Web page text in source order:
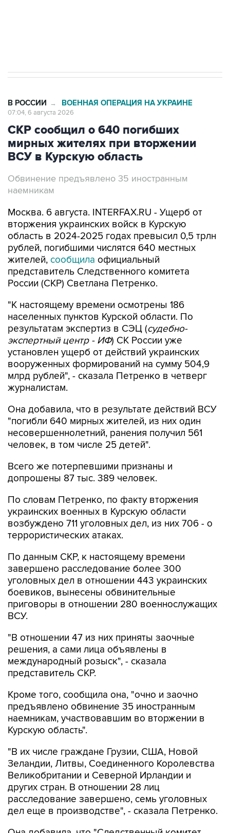
В РОССИИ → ВОЕННАЯ ОПЕРАЦИЯ НА УКРАИНЕ
07:04, 6 августа 2026
СКР сообщил о 640 погибших
мирных жителях при вторжении
ВСУ в Курскую область
Обвинение предъявлено 35 иностранным
наемникам
Москва. 6 августа. INTERFAX.RU - Ущерб от
вторжения украинских войск в Курскую
область в 2024-2025 годах превысил 0,5 трлн
рублей, погибшими числятся 640 местных
жителей, сообщила официальный
представитель Следственного комитета
России (СКР) Светлана Петренко.
"К настоящему времени осмотрены 186
населенных пунктов Курской области. По
результатам экспертиз в СЭЦ (судебно-
экспертный центр - ИФ) СК России уже
установлен ущерб от действий украинских
вооруженных формирований на сумму 504,9
млрд рублей", - сказала Петренко в четверг
журналистам.
Она добавила, что в результате действий ВСУ
"погибли 640 мирных жителей, из них один
несовершеннолетний, ранения получил 561
человек, в том числе 25 детей".
Всего же потерпевшими признаны и
допрошены 87 тыс. 389 человек.
По словам Петренко, по факту вторжения
украинских военных в Курскую области
возбуждено 711 уголовных дел, из них 706 - о
террористических атаках.
По данным СКР, к настоящему времени
завершено расследование более 300
уголовных дел в отношении 443 украинских
боевиков, вынесены обвинительные
приговоры в отношении 280 военнослужащих
ВСУ.
"В отношении 47 из них приняты заочные
решения, а сами лица объявлены в
международный розыск", - сказала
представитель СКР.
Кроме того, сообщила она, "очно и заочно
предъявлено обвинение 35 иностранным
наемникам, участвовавшим во вторжении в
Курскую область".
"В их числе граждане Грузии, США, Новой
Зеландии, Литвы, Соединенного Королевства
Великобритании и Северной Ирландии и
других стран. В отношении 28 лиц
расследование завершено, семь уголовных
дел еще в производстве", - сказала Петренко.